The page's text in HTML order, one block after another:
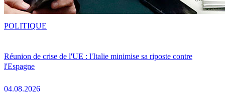
Réunion de crise de l'UE : l'Italie minimise sa riposte contre
l'Espagne
04.08.2026
POLITIQUE